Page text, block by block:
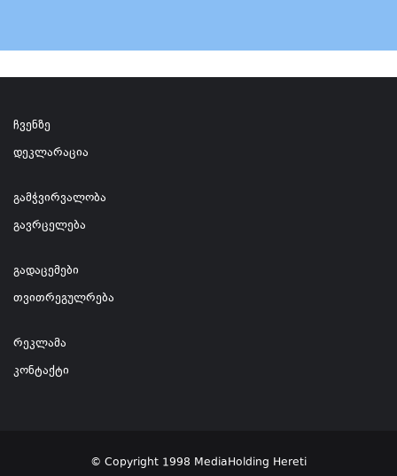
ჩვენზე
დეკლარაცია
გამჭვირვალობა
გავრცელება
გადაცემები
თვითრეგულრება
რეკლამა
კონტაქტი
© Copyright 1998 MediaHolding Hereti